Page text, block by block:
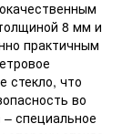
8 мм и
практичным
стекло, что
во
специальное